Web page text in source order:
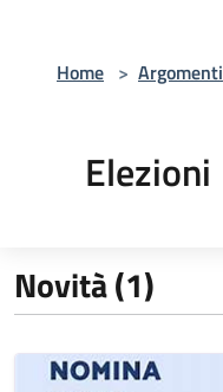
Home > Argomenti
Elezioni
Novità (1)